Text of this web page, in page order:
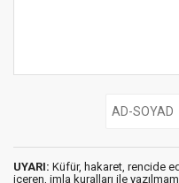
UYARI: Küfür, hakaret, rencide
içeren, imla kuralları ile